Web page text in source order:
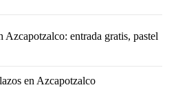
entrada gratis, pastel
en Azcapotzalco